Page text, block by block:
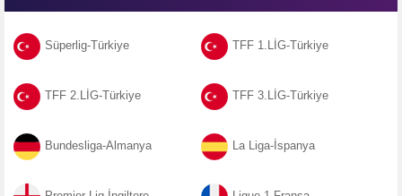
Süperlig-Türkiye TFF 1.LİG-Türkiye
TFF 2.LİG-Türkiye TFF 3.LİG-Türkiye
Bundesliga-Almanya La Liga-İspanya